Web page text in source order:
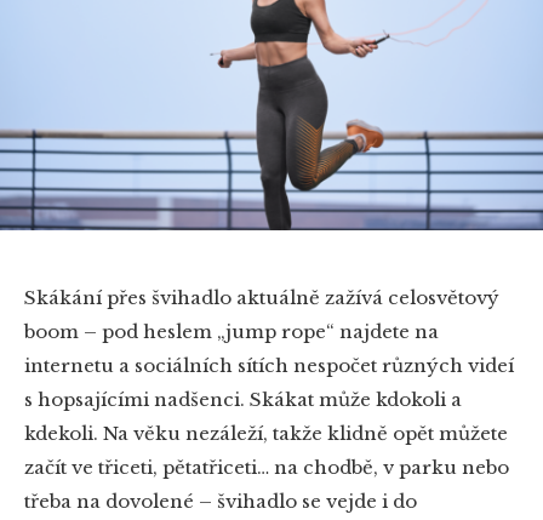
Skákání přes švihadlo aktuálně zažívá celosvětový
boom – pod heslem „jump rope“ najdete na
internetu a sociálních sítích nespočet různých videí
s hopsajícími nadšenci. Skákat může kdokoli a
kdekoli. Na věku nezáleží, takže klidně opět můžete
začít ve třiceti, pětatřiceti… na chodbě, v parku nebo
třeba na dovolené – švihadlo se vejde i do